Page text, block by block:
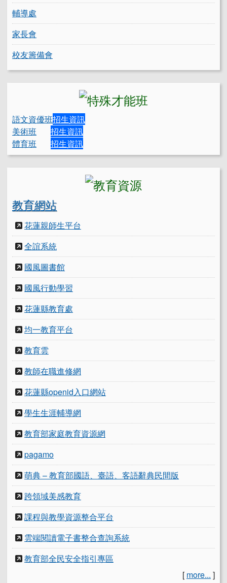
輔導處
家長會
校友籌備會
語文資優班招生資訊
美術班
招生資訊
體育班
招生資訊
教育網站
花蓮親師生平台
全誼系統
國風圖書館
國風行動學習
花蓮縣教育處
均一教育平台
教育雲
教師在職進修網
花蓮縣openid入口網站
學生生涯輔導網
教育部家庭教育資源網
pagamo
萌典 – 教育部國語、臺語、客語辭典民間版
跨領域美感教育
課程與教學資源整合平台
雲端閱讀電子書整合查詢系統
教育部全民安全指引專區
[ more... ]